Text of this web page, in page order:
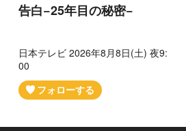
告白−25年目の秘密−
日本テレビ 2026年8月8日(土) 夜9:
00